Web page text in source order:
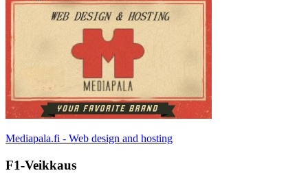
Mediapala.fi - Web design and hosting
F1-Veikkaus